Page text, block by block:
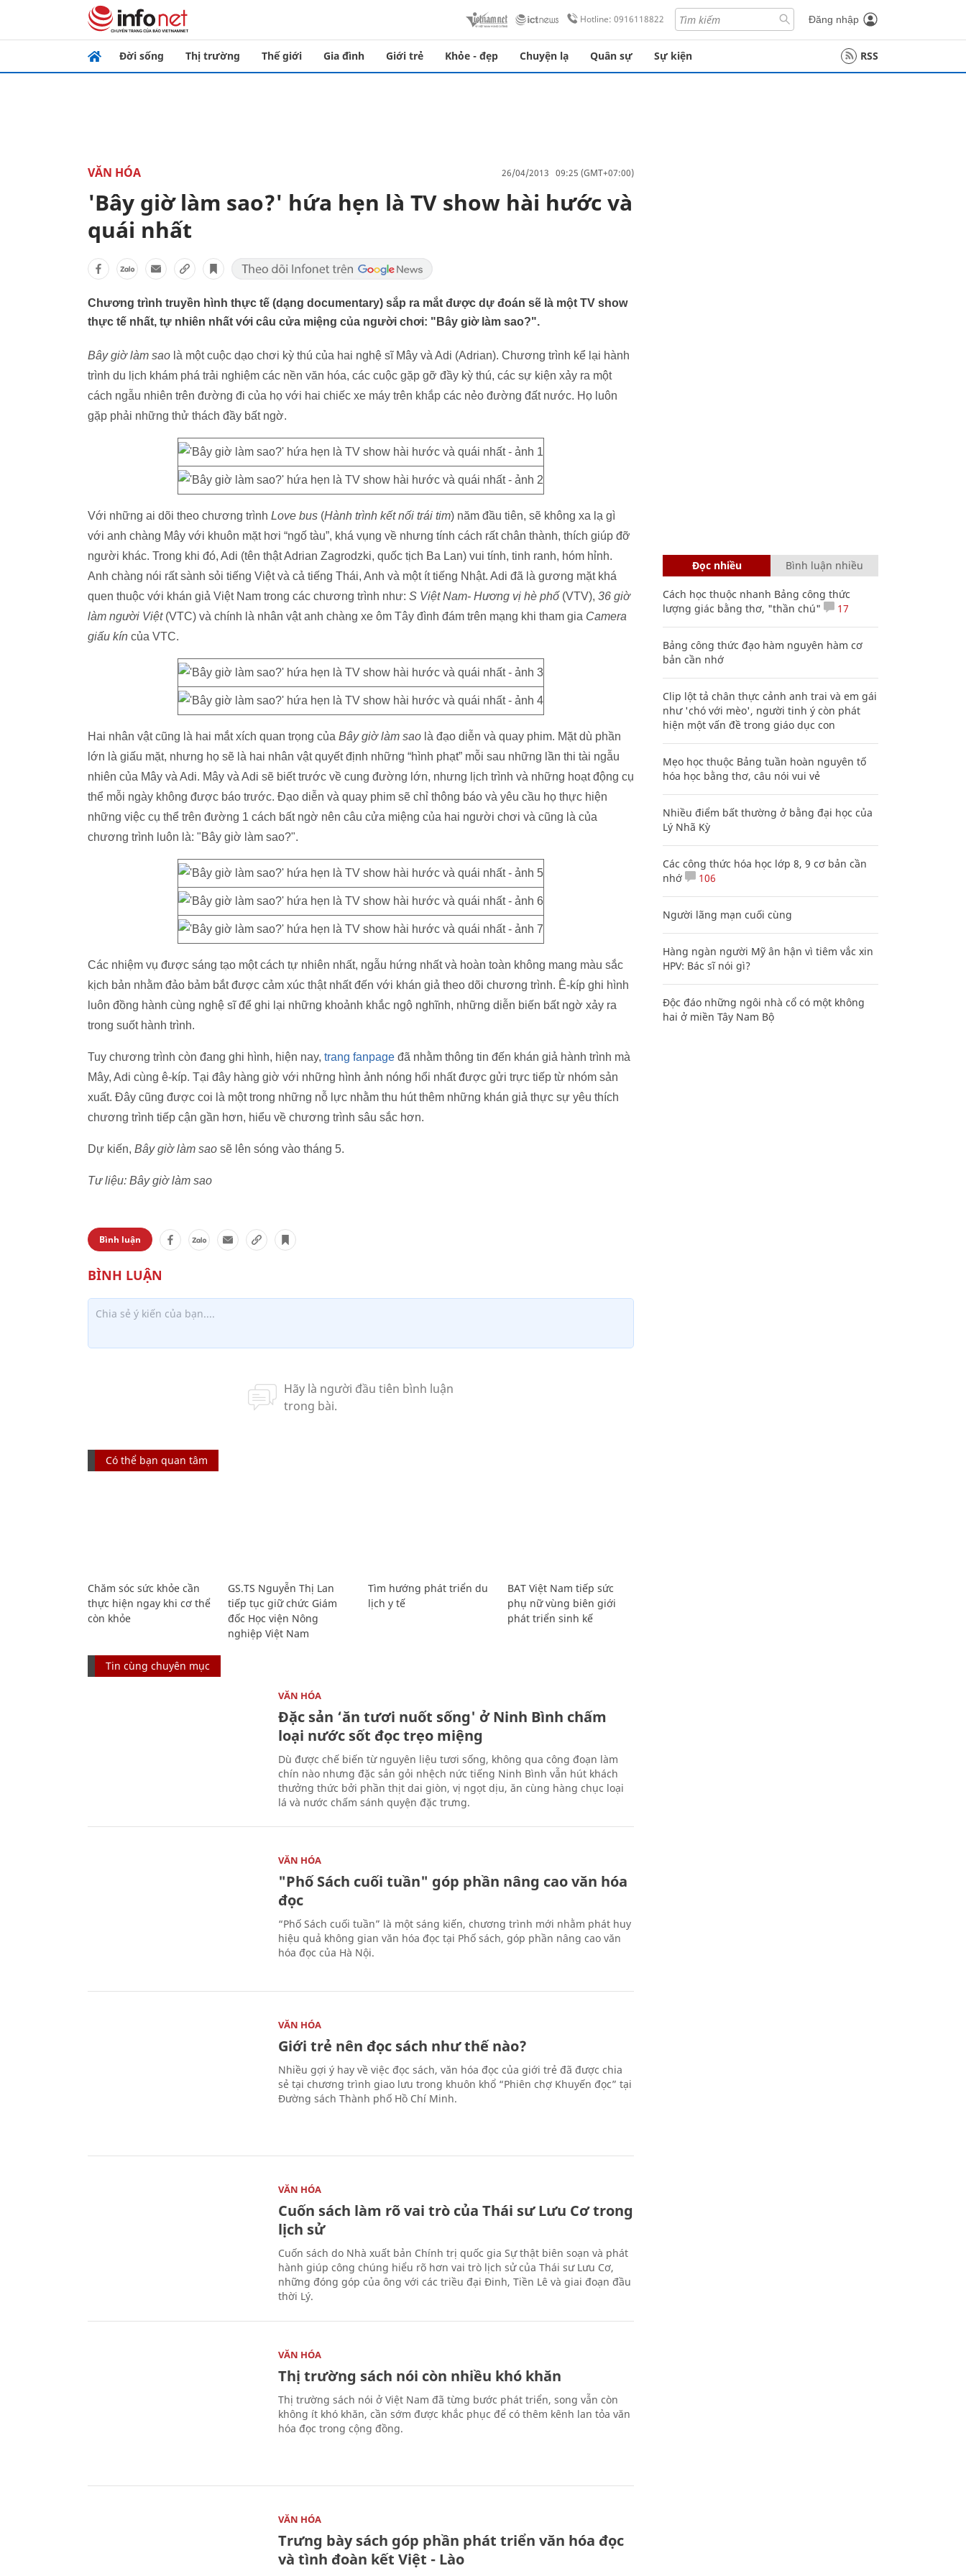
Hotline: 0916118822 Đăng nhập
Đời sống Thị trường Thế giới Gia đình Giới trẻ Khỏe - đẹp Chuyện lạ Quân sự Sự kiện RSS
VĂN HÓA 26/04/2013 09:25 (GMT+07:00)
'Bây giờ làm sao?' hứa hẹn là TV show hài hước và
quái nhất
Chương trình truyền hình thực tế (dạng documentary) sắp ra mắt được dự đoán sẽ là một TV show
thực tế nhất, tự nhiên nhất với câu cửa miệng của người chơi: "Bây giờ làm sao?".
Bây giờ làm sao là một cuộc dạo chơi kỳ thú của hai nghệ sĩ Mây và Adi (Adrian). Chương trình kể lại hành
trình du lịch khám phá trải nghiệm các nền văn hóa, các cuộc gặp gỡ đầy kỳ thú, các sự kiện xảy ra một
cách ngẫu nhiên trên đường đi của họ với hai chiếc xe máy trên khắp các nẻo đường đất nước. Họ luôn
gặp phải những thử thách đầy bất ngờ.
Với những ai dõi theo chương trình Love bus (Hành trình kết nối trái tim) năm đầu tiên, sẽ không xa lạ gì
với anh chàng Mây với khuôn mặt hơi “ngố tàu”, khá vụng về nhưng tính cách rất chân thành, thích giúp đỡ
người khác. Trong khi đó, Adi (tên thật Adrian Zagrodzki, quốc tịch Ba Lan) vui tính, tinh ranh, hóm hỉnh.
Anh chàng nói rất sành sỏi tiếng Việt và cả tiếng Thái, Anh và một ít tiếng Nhật. Adi đã là gương mặt khá
quen thuộc với khán giả Việt Nam trong các chương trình như: S Việt Nam- Hương vị hè phố (VTV), 36 giờ
làm người Việt (VTC) và chính là nhân vật anh chàng xe ôm Tây đình đám trên mạng khi tham gia Camera
giấu kín của VTC.
Hai nhân vật cũng là hai mắt xích quan trọng của Bây giờ làm sao là đạo diễn và quay phim. Mặt dù phần
lớn là giấu mặt, nhưng họ sẽ là hai nhân vật quyết định những “hình phạt” mỗi sau những lần thi tài ngẫu
nhiên của Mây và Adi. Mây và Adi sẽ biết trước về cung đường lớn, nhưng lịch trình và những hoạt động cụ
thể mỗi ngày không được báo trước. Đạo diễn và quay phim sẽ chỉ thông báo và yêu cầu họ thực hiện
những việc cụ thể trên đường 1 cách bất ngờ nên câu cửa miệng của hai người chơi và cũng là của
chương trình luôn là: "Bây giờ làm sao?".
Các nhiệm vụ được sáng tạo một cách tự nhiên nhất, ngẫu hứng nhất và hoàn toàn không mang màu sắc
kịch bản nhằm đảo bảm bắt được cảm xúc thật nhất đến với khán giả theo dõi chương trình. Ê-kíp ghi hình
luôn đồng hành cùng nghệ sĩ để ghi lại những khoảnh khắc ngộ nghĩnh, những diễn biến bất ngờ xảy ra
trong suốt hành trình.
Tuy chương trình còn đang ghi hình, hiện nay, trang fanpage đã nhằm thông tin đến khán giả hành trình mà
Mây, Adi cùng ê-kíp. Tại đây hàng giờ với những hình ảnh nóng hổi nhất được gửi trực tiếp từ nhóm sản
xuất. Đây cũng được coi là một trong những nỗ lực nhằm thu hút thêm những khán giả thực sự yêu thích
chương trình tiếp cận gần hơn, hiểu về chương trình sâu sắc hơn.
Dự kiến, Bây giờ làm sao sẽ lên sóng vào tháng 5.
Tư liệu: Bây giờ làm sao
Bình luận
Có thể bạn quan tâm
Chăm sóc sức khỏe cần
thực hiện ngay khi cơ thể
còn khỏe
GS.TS Nguyễn Thị Lan
tiếp tục giữ chức Giám
đốc Học viện Nông
nghiệp Việt Nam
Tìm hướng phát triển du
lịch y tế
BAT Việt Nam tiếp sức
phụ nữ vùng biên giới
phát triển sinh kế
Tin cùng chuyên mục
VĂN HÓA
Đặc sản ‘ăn tươi nuốt sống' ở Ninh Bình chấm
loại nước sốt đọc trẹo miệng
Dù được chế biến từ nguyên liệu tươi sống, không qua công đoạn làm
chín nào nhưng đặc sản gỏi nhệch nức tiếng Ninh Bình vẫn hút khách
thưởng thức bởi phần thịt dai giòn, vị ngọt dịu, ăn cùng hàng chục loại
lá và nước chấm sánh quyện đặc trưng.
VĂN HÓA
"Phố Sách cuối tuần" góp phần nâng cao văn hóa
đọc
“Phố Sách cuối tuần” là một sáng kiến, chương trình mới nhằm phát huy
hiệu quả không gian văn hóa đọc tại Phố sách, góp phần nâng cao văn
hóa đọc của Hà Nội.
VĂN HÓA
Giới trẻ nên đọc sách như thế nào?
Nhiều gợi ý hay về việc đọc sách, văn hóa đọc của giới trẻ đã được chia
sẻ tại chương trình giao lưu trong khuôn khổ “Phiên chợ Khuyến đọc” tại
Đường sách Thành phố Hồ Chí Minh.
VĂN HÓA
Cuốn sách làm rõ vai trò của Thái sư Lưu Cơ trong
lịch sử
Cuốn sách do Nhà xuất bản Chính trị quốc gia Sự thật biên soạn và phát
hành giúp công chúng hiểu rõ hơn vai trò lịch sử của Thái sư Lưu Cơ,
những đóng góp của ông với các triều đại Đinh, Tiền Lê và giai đoạn đầu
thời Lý.
VĂN HÓA
Thị trường sách nói còn nhiều khó khăn
Thị trường sách nói ở Việt Nam đã từng bước phát triển, song vẫn còn
không ít khó khăn, cần sớm được khắc phục để có thêm kênh lan tỏa văn
hóa đọc trong cộng đồng.
VĂN HÓA
Trưng bày sách góp phần phát triển văn hóa đọc
và tình đoàn kết Việt - Lào
Đọc nhiều Bình luận nhiều
Cách học thuộc nhanh Bảng công thức
lượng giác bằng thơ, "thần chú"
17
Bảng công thức đạo hàm nguyên hàm cơ
bản cần nhớ
Clip lột tả chân thực cảnh anh trai và em gái
như 'chó với mèo', người tinh ý còn phát
hiện một vấn đề trong giáo dục con
Mẹo học thuộc Bảng tuần hoàn nguyên tố
hóa học bằng thơ, câu nói vui vẻ
Nhiều điểm bất thường ở bằng đại học của
Lý Nhã Kỳ
Các công thức hóa học lớp 8, 9 cơ bản cần
nhớ
106
Người lãng mạn cuối cùng
Hàng ngàn người Mỹ ân hận vì tiêm vắc xin
HPV: Bác sĩ nói gì?
Độc đáo những ngôi nhà cổ có một không
hai ở miền Tây Nam Bộ